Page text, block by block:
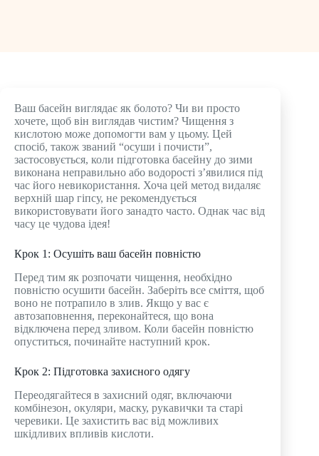
Ваш басейн виглядає як болото? Чи ви просто
хочете, щоб він виглядав чистим? Чищення з
кислотою може допомогти вам у цьому. Цей
спосіб, також званий “осуши і почисти”,
застосовується, коли підготовка басейну до зими
виконана неправильно або водорості з’явилися під
час його невикористання. Хоча цей метод видаляє
верхній шар гіпсу, не рекомендується
використовувати його занадто часто. Однак час від
часу це чудова ідея!
Крок 1: Осушіть ваш басейн повністю
Перед тим як розпочати чищення, необхідно
повністю осушити басейн. Заберіть все сміття, щоб
воно не потрапило в злив. Якщо у вас є
автозаповнення, переконайтеся, що вона
відключена перед зливом. Коли басейн повністю
опуститься, починайте наступний крок.
Крок 2: Підготовка захисного одягу
Переодягайтеся в захисний одяг, включаючи
комбінезон, окуляри, маску, рукавички та старі
черевики. Це захистить вас від можливих
шкідливих впливів кислоти.